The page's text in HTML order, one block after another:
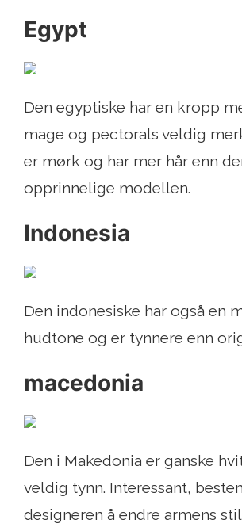
Egypt
Den egyptiske har en kropp
mage og pectorals veldig
er mørk og har mer hår enn
opprinnelige modellen.
Indonesia
Den indonesiske har også en
hudtone og er tynnere enn
macedonia
Den i Makedonia er ganske
veldig tynn. Interessant,
designeren å endre armens